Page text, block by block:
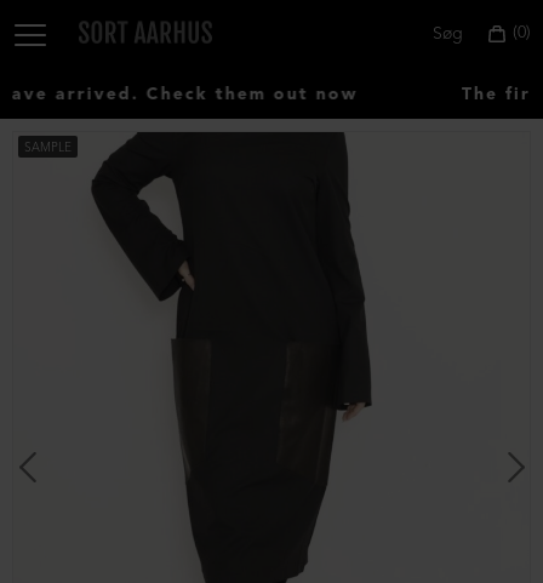
Vælg
land:
Denmark
0
Søg
arrived. Check them out now The first
SAMPLE